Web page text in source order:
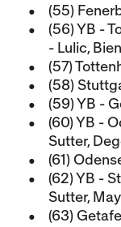
(55)
(56) YB -
- Lulic,
(57)
(58)
(59) YB -
(60) YB -
Sutter,
(61)
(62) YB -
Sutter,
(63)